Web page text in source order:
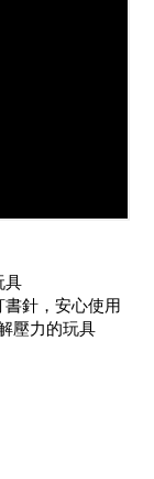
具
針，安心使用
壓力的玩具